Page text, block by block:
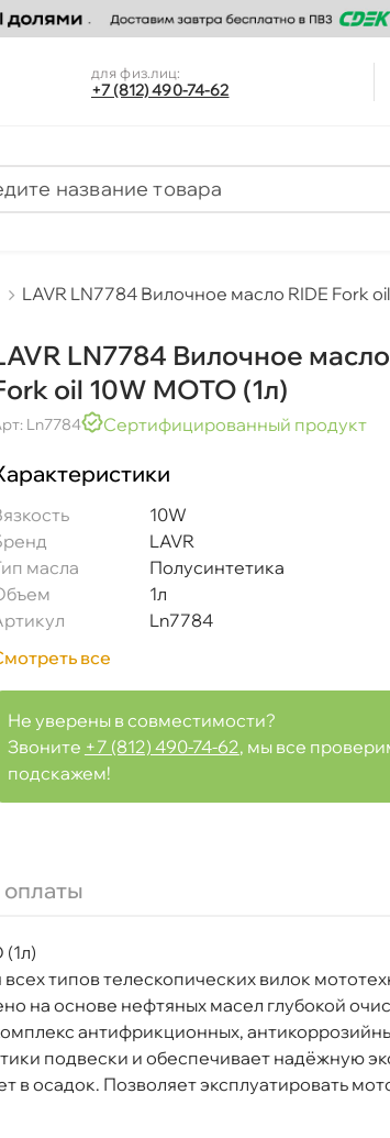
для физ.лиц:
+7 (812) 490-74-62
LAVR LN7784 Вилочное масло RIDE Fork
LN7784 Вилочное масло
oil 10W MOTO (1л)
Ln7784 Сертифицированный продукт
10W
LAVR
масла
Полусинтетика
1л
Ln7784
все
Не уверены в совместимости?
Звоните +7 (812) 490-74-62, мы все
подскажем!
типов телескопических вилок
на основе нефтяных масел глубокой
антифрикционных,
подвески и обеспечивает надёжную
в осадок. Позволяет эксплуатировать
MOTO (1л)